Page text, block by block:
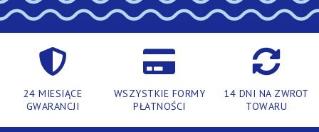
24 MIESIĄCE
GWARANCJI
WSZYSTKIE FORMY
PŁATNOŚCI
14 DNI NA ZWROT
TOWARU